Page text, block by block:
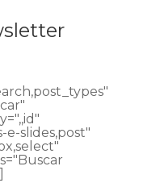
e-slides,post"